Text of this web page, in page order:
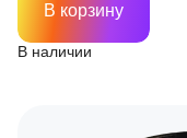
В наличии
В корзину